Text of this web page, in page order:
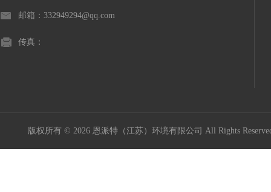
邮箱：332949294@qq.com
传真：
版权所有 © 2026 恩派特（江苏）环境有限公司 All Rights